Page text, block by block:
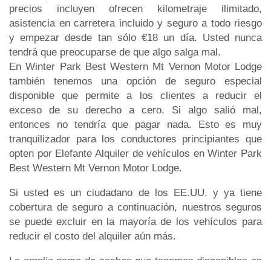
precios incluyen ofrecen kilometraje ilimitado,
asistencia en carretera incluido y seguro a todo riesgo
y empezar desde tan sólo €18 un día. Usted nunca
tendrá que preocuparse de que algo salga mal.
En Winter Park Best Western Mt Vernon Motor Lodge
también tenemos una opción de seguro especial
disponible que permite a los clientes a reducir el
exceso de su derecho a cero. Si algo salió mal,
entonces no tendría que pagar nada. Esto es muy
tranquilizador para los conductores principiantes que
opten por Elefante Alquiler de vehículos en Winter Park
Best Western Mt Vernon Motor Lodge.
Si usted es un ciudadano de los EE.UU. y ya tiene
cobertura de seguro a continuación, nuestros seguros
se puede excluir en la mayoría de los vehículos para
reducir el costo del alquiler aún más.